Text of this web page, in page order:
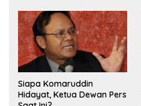
Siapa Komaruddin
Hidayat, Ketua Dewan Pers